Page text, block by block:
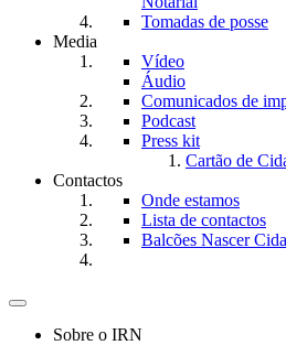
Tomadas de posse
Media
Vídeo
Áudio
Comunicados de
Podcast
Press kit
Cartão de
Contactos
Onde estamos
Lista de contactos
Balcões Nascer
Toggle
navigationSobre o IRN